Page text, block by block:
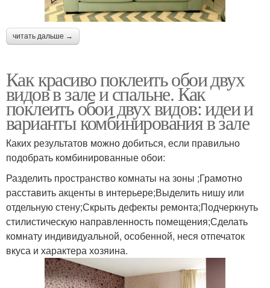
читать дальше →
Как красиво поклеить обои двух
видов в зале и спальне. Как
поклеить обои двух видов: идеи и
варианты комбинирования в зале
Каких результатов можно добиться, если правильно
подобрать комбинированные обои:
Разделить пространство комнаты на зоны ;Грамотно
расставить акценты в интерьере;Выделить нишу или
отдельную стену;Скрыть дефекты ремонта;Подчеркнуть
стилистическую направленность помещения;Сделать
комнату индивидуальной, особенной, неся отпечаток
вкуса и характера хозяина.